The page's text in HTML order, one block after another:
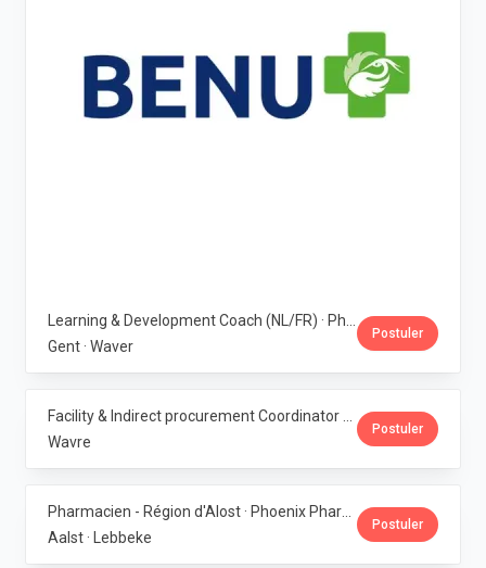
Gent · Waver
Postuler
Wavre
Postuler
Aalst · Lebbeke
Postuler